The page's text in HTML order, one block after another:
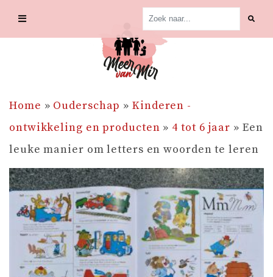
Home » Ouderschap »Kinderen -
ontwikkeling en producten » 4 tot 6 jaar » Een
leuke manier om letters en woorden te leren